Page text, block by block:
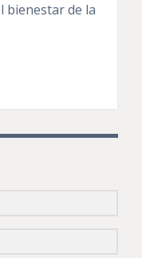
bienestar de la